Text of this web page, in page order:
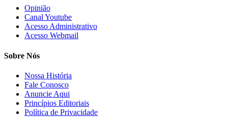
Opinião
Canal Youtube
Acesso Administrativo
Acesso Webmail
Sobre Nós
Nossa História
Fale Conosco
Anuncie Aqui
Princípios Editoriais
Política de Privacidade